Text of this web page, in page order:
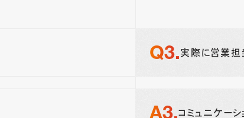
実際に営業担
コミュニケー